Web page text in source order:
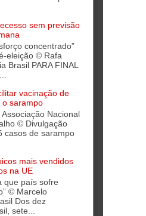
sem previsão
concentrado”
eleição © Rafa
Brasil PARA FINAL
vacinação de
sarampo
Nacional
© Divulgação
casos de sarampo
mais vendidos
na UE
que país sofre
© Marcelo
Dos dez
sete...